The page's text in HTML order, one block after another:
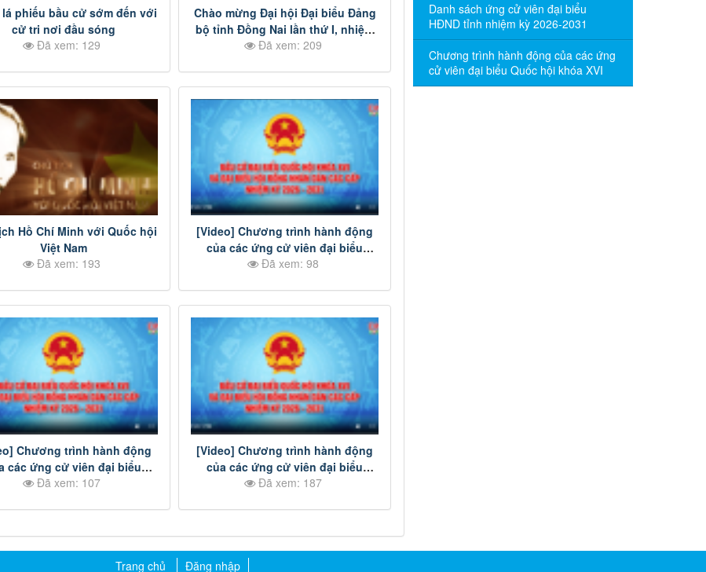
lá phiếu bầu cử sớm đến với
cử tri nơi đầu sóng
Đã xem: 129
Chào mừng Đại hội Đại biểu Đảng
bộ tỉnh Đồng Nai lần thứ I, nhiệm
kỳ 2025-2030
Đã xem: 209
Hồ Chí Minh với Quốc hội
Việt Nam
Đã xem: 193
[Video] Chương trình hành động
của các ứng cử viên đại biểu
HĐND tỉnh Đồng Nai nhiệm kỳ
Đã xem: 98
Chương trình hành động
các ứng cử viên đại biểu
tỉnh Đồng Nai nhiệm kỳ
Đã xem: 107
[Video] Chương trình hành động
của các ứng cử viên đại biểu
Quốc hội khóa XVI - Đơn vị bầu cử
Đã xem: 187
Danh sách ứng cử viên đại biểu
HĐND tỉnh nhiệm kỳ 2026-2031
Chương trình hành động của các ứng
cử viên đại biểu Quốc hội khóa XVI
Trang chủ Đăng nhập